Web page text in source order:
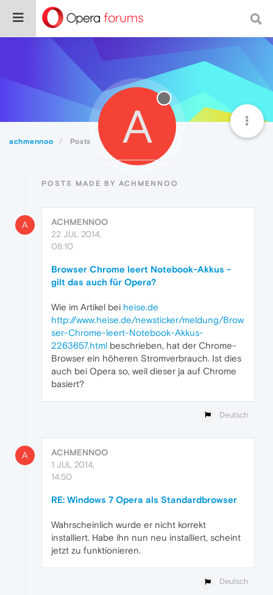
achmennoo Posts A
POSTS MADE BY ACHMENNOO
A
ACHMENNOO
22 JUL 2014,
08:10
Browser Chrome leert Notebook-Akkus -
gilt das auch für Opera?
Wie im Artikel bei heise.de
http://www.heise.de/newsticker/meldung/Brow
ser-Chrome-leert-Notebook-Akkus-
2263657.html beschrieben, hat der Chrome-
Browser ein höheren Stromverbrauch. Ist dies
auch bei Opera so, weil dieser ja auf Chrome
basiert?
Deutsch
A
ACHMENNOO
1 JUL 2014,
14:50
RE: Windows 7 Opera als Standardbrowser
Wahrscheinlich wurde er nicht korrekt
installiert. Habe ihn nun neu installiert, scheint
jetzt zu funktionieren.
Deutsch